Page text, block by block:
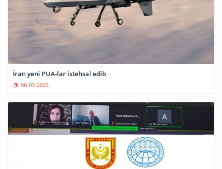
İran yeni PUA-lar istehsal edib
06-03-2023